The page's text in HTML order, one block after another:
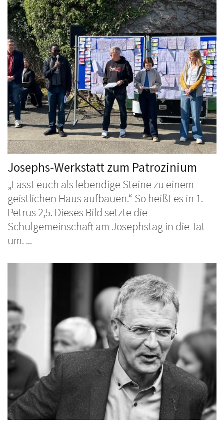
Josephs-Werkstatt zum Patrozinium
„Lasst euch als lebendige Steine zu einem
geistlichen Haus aufbauen.“ So heißt es in 1.
Petrus 2,5. Dieses Bild setzte die
Schulgemeinschaft am Josephstag in die Tat
um. ...